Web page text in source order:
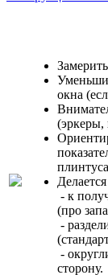
окна
(эркеры,
- к
(про
-
-
сторону.